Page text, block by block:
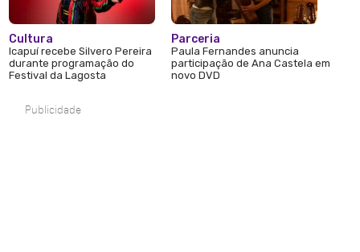
Cultura
Icapuí recebe Silvero Pereira
durante programação do
Festival da Lagosta
Parceria
Paula Fernandes anuncia
participação de Ana Castela em
novo DVD
Publicidade